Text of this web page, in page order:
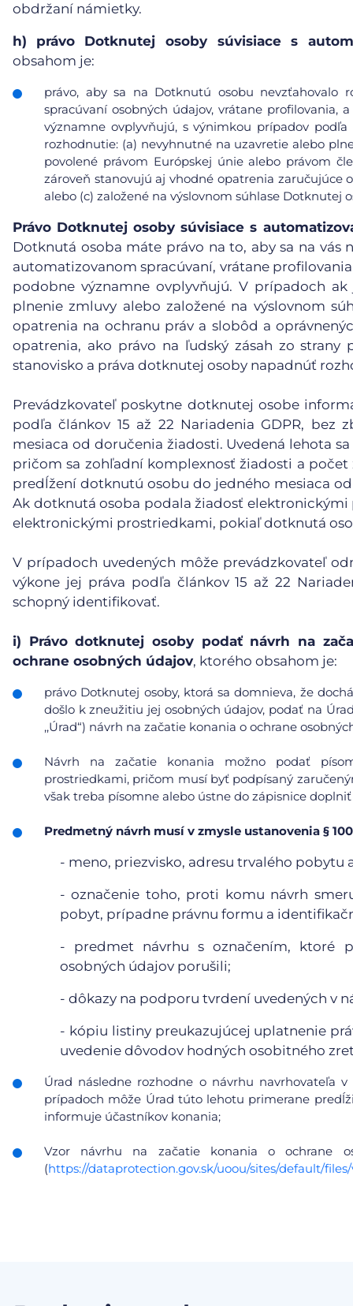
obdržaní námietky.
h)
právo Dotknutej osoby súvisiace s
obsahom je:
právo, aby sa na Dotknutú osobu nevzťahovalo
spracúvaní osobných údajov, vrátane
významne ovplyvňujú, s výnimkou prípadov
rozhodnutie: (a) nevyhnutné na uzavretie alebo
povolené právom Európskej únie alebo právom
zároveň stanovujú aj vhodné opatrenia zaručujúce
alebo (c) založené na výslovnom súhlase Dotknutej
Právo Dotknutej osoby súvisiace s
Dotknutá osoba máte právo na to, aby sa na vás
automatizovanom spracúvaní, vrátane
podobne významne ovplyvňujú. V prípadoch
plnenie zmluvy alebo založené na výslovnom
opatrenia na ochranu práv a slobôd a
opatrenia, ako právo na ľudský zásah zo
stanovisko a práva dotknutej osoby napadnúť
Prevádzkovateľ poskytne dotknutej osobe
podľa článkov 15 až 22 Nariadenia GDPR,
mesiaca od doručenia žiadosti. Uvedená lehota
pričom sa zohľadní komplexnosť žiadosti a
predĺžení dotknutú osobu do jedného mesiaca
Ak dotknutá osoba podala žiadosť
elektronickými prostriedkami, pokiaľ dotknutá
V prípadoch uvedených môže prevádzkovateľ
výkone jej práva podľa článkov 15 až 22
schopný identifikovať.
i) Právo dotknutej osoby podať návrh na
ochrane osobných údajov, ktorého obsahom je:
právo Dotknutej osoby, ktorá sa domnieva, že
došlo k zneužitiu jej osobných údajov, podať na
,,Úrad“) návrh na začatie konania o ochrane
Návrh na začatie konania možno podať
prostriedkami, pričom musí byť podpísaný
však treba písomne alebo ústne do zápisnice
Predmetný návrh musí v zmysle ustanovenia §
- meno, priezvisko, adresu trvalého pobytu
- označenie toho, proti komu návrh
pobyt, prípadne právnu formu a
- predmet návrhu s označením, ktoré
osobných údajov porušili;
- dôkazy na podporu tvrdení uvedených v
- kópiu listiny preukazujúcej uplatnenie
uvedenie dôvodov hodných osobitného
Úrad následne rozhodne o návrhu navrhovateľa
prípadoch môže Úrad túto lehotu primerane
informuje účastníkov konania;
Vzor návrhu na začatie konania o ochrane
(https://dataprotection.gov.sk/uoou/sites/default/